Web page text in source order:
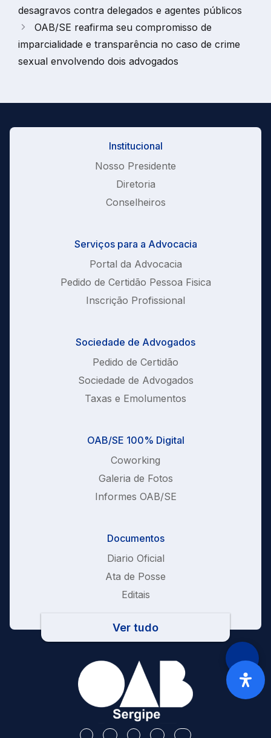
desagravos contra delegados e agentes públicos
OAB/SE reafirma seu compromisso de
imparcialidade e transparência no caso de crime
sexual envolvendo dois advogados
Institucional
Nosso Presidente
Diretoria
Conselheiros
Serviços para a Advocacia
Portal da Advocacia
Pedido de Certidão Pessoa Fisica
Inscrição Profissional
Sociedade de Advogados
Pedido de Certidão
Sociedade de Advogados
Taxas e Emolumentos
OAB/SE 100% Digital
Coworking
Galeria de Fotos
Informes OAB/SE
Documentos
Diario Oficial
Ata de Posse
Editais
Ver tudo